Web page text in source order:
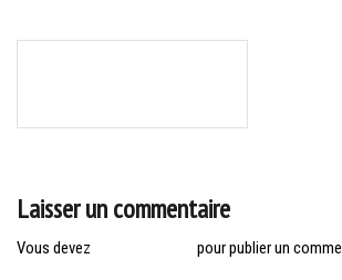
l’article
Laisser un commentaire
Vous devez pour publier un